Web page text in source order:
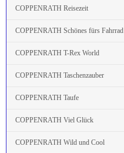
COPPENRATH Reisezeit
COPPENRATH Schönes fürs Fahrrad
COPPENRATH T-Rex World
COPPENRATH Taschenzauber
COPPENRATH Taufe
COPPENRATH Viel Glück
COPPENRATH Wild und Cool